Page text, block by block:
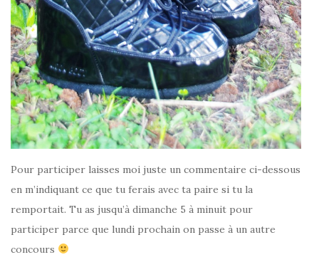
Pour participer laisses moi juste un commentaire ci-dessous
en m’indiquant ce que tu ferais avec ta paire si tu la
remportait. Tu as jusqu’à dimanche 5 à minuit pour
participer parce que lundi prochain on passe à un autre
concours